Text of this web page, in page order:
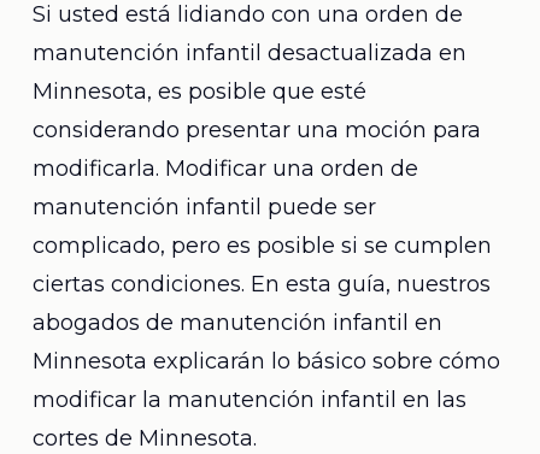
Si usted está lidiando con una orden de
manutención infantil desactualizada en
Minnesota, es posible que esté
considerando presentar una moción para
modificarla. Modificar una orden de
manutención infantil puede ser
complicado, pero es posible si se cumplen
ciertas condiciones. En esta guía, nuestros
abogados de manutención infantil en
Minnesota explicarán lo básico sobre cómo
modificar la manutención infantil en las
cortes de Minnesota.